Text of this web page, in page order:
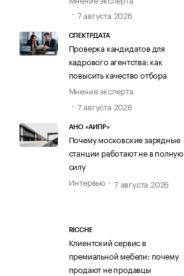
7 августа 2026
СПЕКТРДАТА
Проверка кандидатов для
кадрового агентства: как
повысить качество отбора
Мнение эксперта
7 августа 2026
АНО «АИПР»
Почему московские зарядные
станции работают не в полную
силу
Интервью
7 августа 2026
RICCHE
Клиентский сервис в
премиальной мебели: почему
продают не продавцы